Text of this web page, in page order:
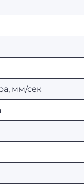
мм/сек